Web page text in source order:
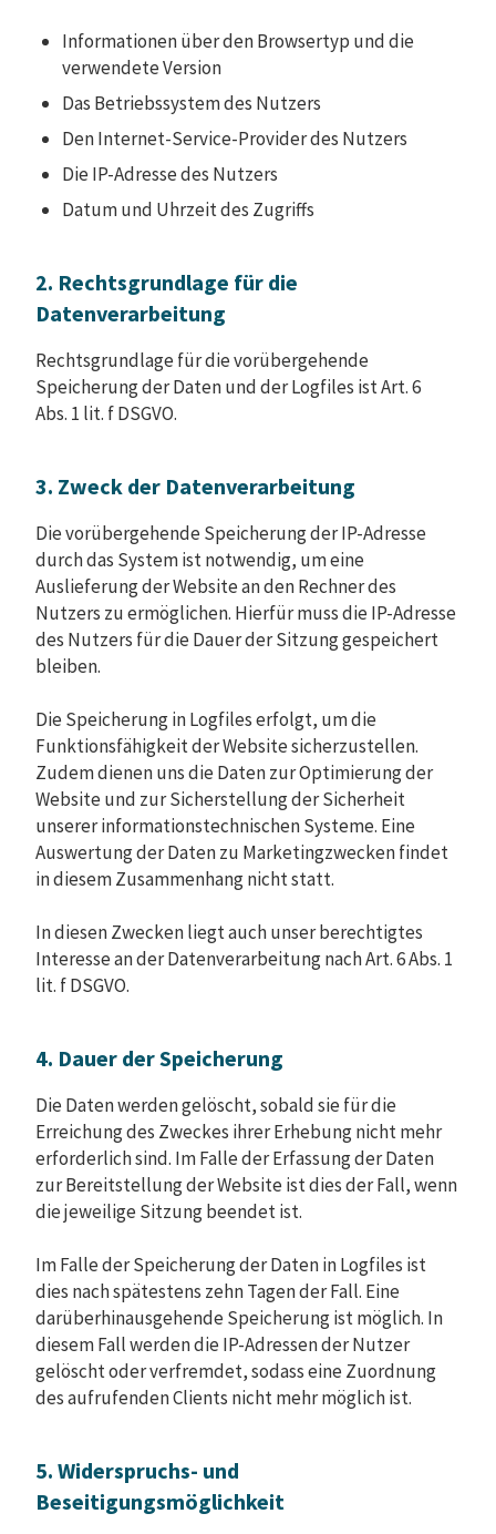
Informationen über den Browsertyp und die
verwendete Version
Das Betriebssystem des Nutzers
Den Internet-Service-Provider des Nutzers
Die IP-Adresse des Nutzers
Datum und Uhrzeit des Zugriffs
2. Rechtsgrundlage für die
Datenverarbeitung
Rechtsgrundlage für die vorübergehende
Speicherung der Daten und der Logfiles ist Art. 6
Abs. 1 lit. f DSGVO.
3. Zweck der Datenverarbeitung
Die vorübergehende Speicherung der IP-Adresse
durch das System ist notwendig, um eine
Auslieferung der Website an den Rechner des
Nutzers zu ermöglichen. Hierfür muss die IP-Adresse
des Nutzers für die Dauer der Sitzung gespeichert
bleiben.
Die Speicherung in Logfiles erfolgt, um die
Funktionsfähigkeit der Website sicherzustellen.
Zudem dienen uns die Daten zur Optimierung der
Website und zur Sicherstellung der Sicherheit
unserer informationstechnischen Systeme. Eine
Auswertung der Daten zu Marketingzwecken findet
in diesem Zusammenhang nicht statt.
In diesen Zwecken liegt auch unser berechtigtes
Interesse an der Datenverarbeitung nach Art. 6 Abs. 1
lit. f DSGVO.
4. Dauer der Speicherung
Die Daten werden gelöscht, sobald sie für die
Erreichung des Zweckes ihrer Erhebung nicht mehr
erforderlich sind. Im Falle der Erfassung der Daten
zur Bereitstellung der Website ist dies der Fall, wenn
die jeweilige Sitzung beendet ist.
Im Falle der Speicherung der Daten in Logfiles ist
dies nach spätestens zehn Tagen der Fall. Eine
darüberhinausgehende Speicherung ist möglich. In
diesem Fall werden die IP-Adressen der Nutzer
gelöscht oder verfremdet, sodass eine Zuordnung
des aufrufenden Clients nicht mehr möglich ist.
5. Widerspruchs- und
Beseitigungsmöglichkeit